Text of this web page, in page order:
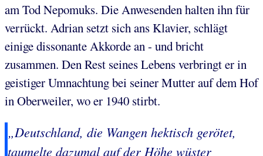
am Tod Nepomuks. Die Anwesenden halten ihn für
verrückt. Adrian setzt sich ans Klavier, schlägt
einige dissonante Akkorde an - und bricht
zusammen. Den Rest seines Lebens verbringt er in
geistiger Umnachtung bei seiner Mutter auf dem Hof
in Oberweiler, wo er 1940 stirbt.
„Deutschland, die Wangen hektisch gerötet,
taumelte dazumal auf der Höhe wüster